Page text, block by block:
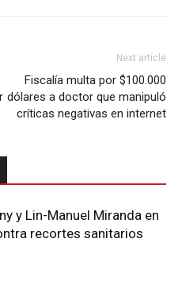
Next article
Fiscalía multa por $100.000
dólares a doctor que manipuló
críticas negativas en internet
y Lin-Manuel Miranda en
recortes sanitarios